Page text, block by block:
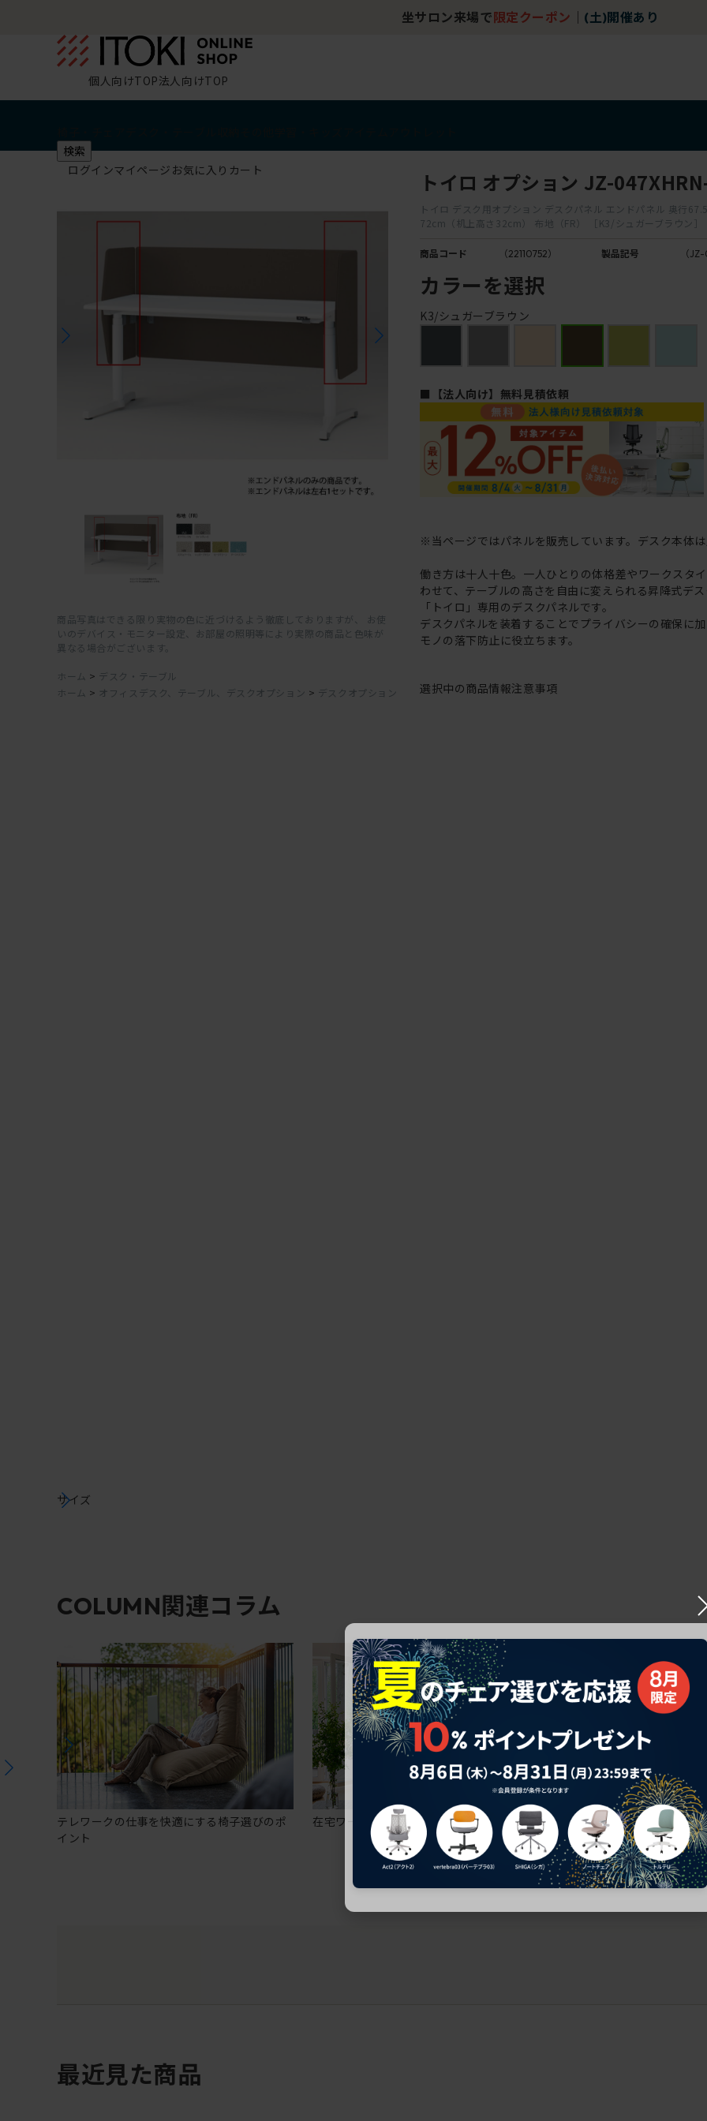
坐サロン来場で 限定クーポン (土)開催あり
個人向けTOP法人向けTOP
検索
ログインマイページ お気に入り カート
商品写真はできる限り実物の色に近づけるよう徹底しておりますが、 お使
いのデバイス・モニター設定、お部屋の照明等により実際の商品と色味が
異なる場合がございます。
ホーム > デスク・テーブル
ホーム > オフィスデスク、テーブル、デスクオプション > デスクオプション
トイロ オプション JZ-
トイロ デスク用オプション デスクパネル エンドパネル 奥行
72cm（机上高さ32cm） 布地（FR） ［K3/シュガーブラウン］
商品コード （22110752） 製品記号 （
カラーを選択
K3/シュガーブラウン
■【法人向け】無料見積依頼
※当ページではパネルを販売しています。デスク本体
働き方は十人十色。一人ひとりの体格差やワークスタ
わせて、テーブルの高さを自由に変えられる昇降式デ
「トイロ」専用のデスクパネルです。
デスクパネルを装着することでプライバシーの確保に
モノの落下防止に役立ちます。
選択中の商品情報注意事項
サイズ
COLUMN関連コラム
テレワークの仕事を快適にする椅子選びのポ
イント
在宅ワークにおすすめのオフィスチェア5選
椅子に座っているのに疲
疲れにくいチェアの選び方
最近見た商品